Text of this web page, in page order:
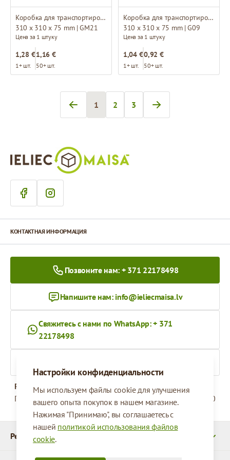
Коробка для транспортировки
310 x 310 x 75 mm | GM21
Цена за 1 штуку
1,28 €
1+ шт.
1,16 €
50+ шт.
Коробка для транспортировки
310 x 310 x 75 mm | G09
Цена за 1 штуку
1,04 €
1+ шт.
0,92 €
50+ шт.
Вы сейчас читаете страницу
1
Страница
2
Страница
3
Настройки конфиденциальности
Мы используем файлы cookie для улучшения
вашего опыта покупок в нашем магазине.
Нажимая "Принимаю", вы соглашаетесь с
нашей политикой использования файлов
cookie.
Реквизиты
КОНТАКТНАЯ ИНФОРМАЦИЯ
Позвоните нам: + 371 22178498
Напишите нам: info@ieliecmaisa.lv
Свяжитесь с нами по WhatsApp: + 371
22178498
Рабочее время
Понедельник - Пятница
09:00 - 17:00